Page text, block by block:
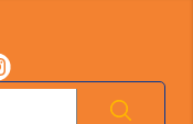
Ok